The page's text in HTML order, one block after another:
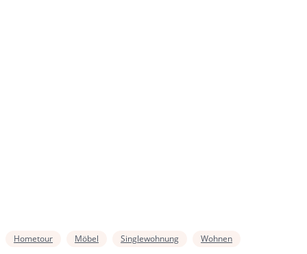
Hometour Möbel Singlewohnung Wohnen